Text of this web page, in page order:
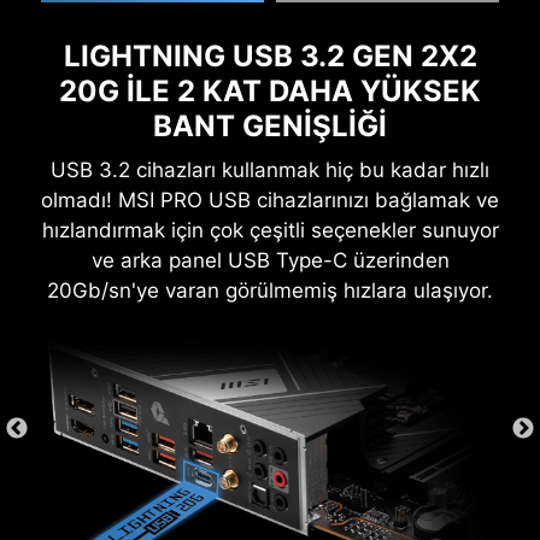
LIGHTNING USB 3.2 GEN 2X2
20G İLE 2 KAT DAHA YÜKSEK
BANT GENİŞLİĞİ
USB 3.2 cihazları kullanmak hiç bu kadar hızlı
olmadı! MSI PRO USB cihazlarınızı bağlamak ve
hızlandırmak için çok çeşitli seçenekler sunuyor
ve arka panel USB Type-C üzerinden
20Gb/sn'ye varan görülmemiş hızlara ulaşıyor.
NortonLifeLock Lisans ve Hizmet Anlaşmasını ve
NortonLifeLock ürün ve hizmet gizlilik şartlarını
inceleyiniz.
SISTEM GÜVENLIĞI
Tüm MSI PRO serisi anakartlar, iş veya günlük
kullanım fark etmeksizin her özel dosyayı
korumak için BIOS'ta GÜVENLİK işlevine sahiptir.
Güvenli önyükleme, bir aygıtın
yalnızca güvenilen bir yazılım
kullanılarak önyüklendiğinden emin
olmak için tasarlanan bir güvenlik
standardıdır. Bilgisayar
başlatıldığında, UEFI ürün yazılımı